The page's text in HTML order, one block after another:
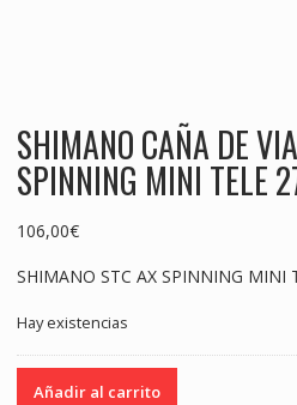
SHIMANO CAÑA DE
SPINNING MINI TELE
106,00€
SHIMANO STC AX SPINNING MINI
Hay existencias
Añadir al carrito